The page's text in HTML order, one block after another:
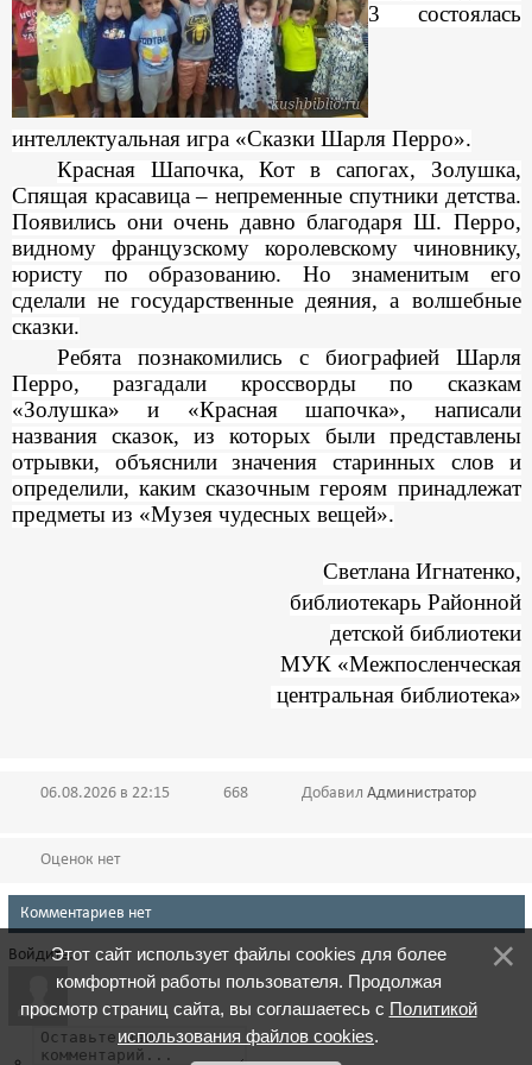
3 состоялась
интеллектуальная игра «Сказки Шарля Перро».
Красная Шапочка, Кот в сапогах, Золушка,
Спящая красавица – непременные спутники детства.
Появились они очень давно благодаря Ш. Перро,
видному французскому королевскому чиновнику,
юристу по образованию. Но знаменитым его
сделали не государственные деяния, а волшебные
сказки.
Ребята познакомились с биографией Шарля
Перро, разгадали кроссворды по сказкам
«Золушка» и «Красная шапочка», написали
названия сказок, из которых были представлены
отрывки, объяснили значения старинных слов и
определили, каким сказочным героям принадлежат
предметы из «Музея чудесных вещей».
Светлана Игнатенко,
библиотекарь Районной
детской библиотеки
МУК «Межпосленческая
центральная библиотека»
06.08.2026 в 22:15 668 Добавил Администратор
Оценок нет
Комментариев нет
Войдите:Этот сайт использует файлы cookies для более
комфортной работы пользователя. Продолжая
просмотр страниц сайта, вы соглашаетесь с Политикой
использования файлов cookies.